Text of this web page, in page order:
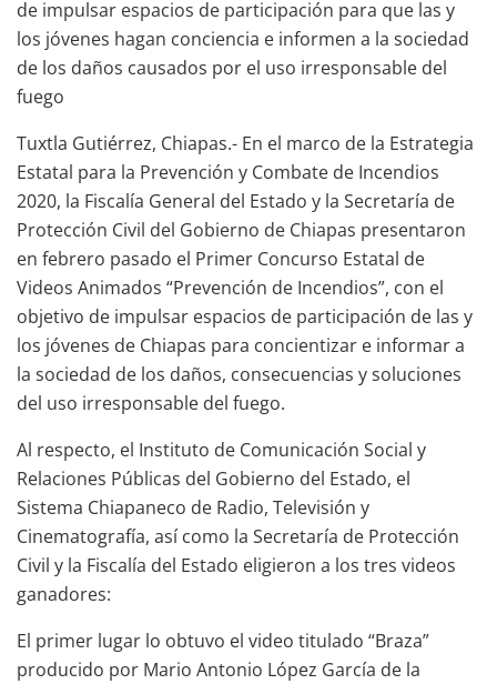
de impulsar espacios de participación para que las y
los jóvenes hagan conciencia e informen a la sociedad
de los daños causados por el uso irresponsable del
fuego
Tuxtla Gutiérrez, Chiapas.- En el marco de la Estrategia
Estatal para la Prevención y Combate de Incendios
2020, la Fiscalía General del Estado y la Secretaría de
Protección Civil del Gobierno de Chiapas presentaron
en febrero pasado el Primer Concurso Estatal de
Videos Animados “Prevención de Incendios”, con el
objetivo de impulsar espacios de participación de las y
los jóvenes de Chiapas para concientizar e informar a
la sociedad de los daños, consecuencias y soluciones
del uso irresponsable del fuego.
Al respecto, el Instituto de Comunicación Social y
Relaciones Públicas del Gobierno del Estado, el
Sistema Chiapaneco de Radio, Televisión y
Cinematografía, así como la Secretaría de Protección
Civil y la Fiscalía del Estado eligieron a los tres videos
ganadores:
El primer lugar lo obtuvo el video titulado “Braza”
producido por Mario Antonio López García de la